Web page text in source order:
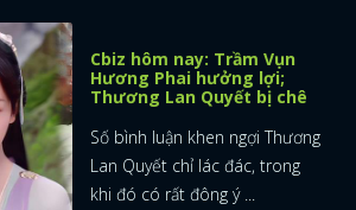
Cbiz hôm nay: Trầm Vụn
Hương Phai hưởng lợi;
Thương Lan Quyết bị chê
Số bình luận khen ngợi Thương
Lan Quyết chỉ lác đác, trong
khi đó có rất đông ý ...